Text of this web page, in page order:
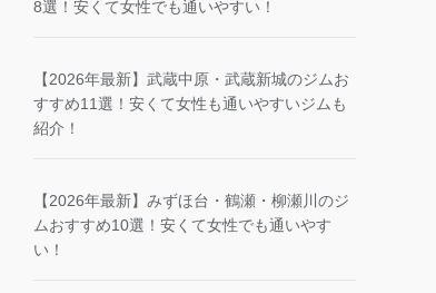
8選！安くて女性でも通いやすい！
【2026年最新】武蔵中原・武蔵新城のジムお
すすめ11選！安くて女性も通いやすいジムも
紹介！
【2026年最新】みずほ台・鶴瀬・柳瀬川のジ
ムおすすめ10選！安くて女性でも通いやす
い！